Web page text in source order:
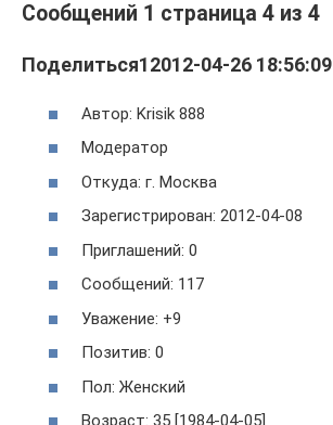
Сообщений 1 страница 4 из 4
Поделиться12012-04-26 18:56:09
Автор: Krisik 888
Модератор
Откуда: г. Москва
Зарегистрирован: 2012-04-08
Приглашений: 0
Сообщений: 117
Уважение: +9
Позитив: 0
Пол: Женский
Возраст: 35 [1984-04-05]